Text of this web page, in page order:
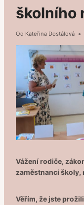
školního
Od Kateřina Dostálová
Vážení rodiče,
zaměstnanci školy,
Věřím, že jste